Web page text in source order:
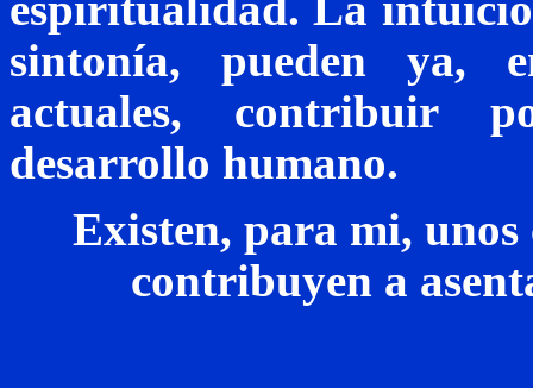
sintonía, pueden ya,
actuales, contribuir
desarrollo humano.
Existen, para mi,
contribuyen a